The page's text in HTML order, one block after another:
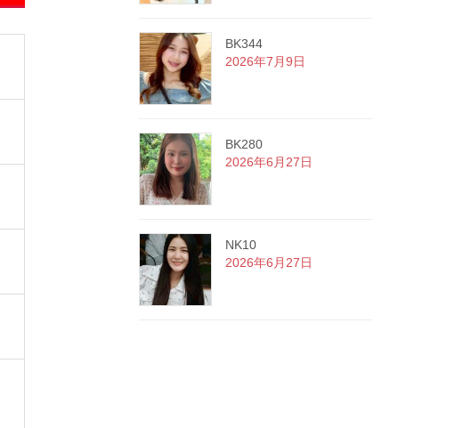
BK344
2026年7月9日
BK280
2026年6月27日
NK10
2026年6月27日